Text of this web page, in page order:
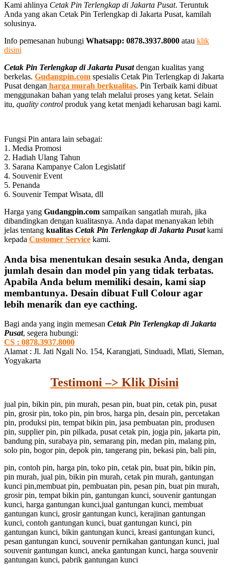
Kami ahlinya Cetak Pin Terlengkap di Jakarta Pusat. Teruntuk
Anda yang akan Cetak Pin Terlengkap di Jakarta Pusat, kamilah
solusinya.
Info pemesanan hubungi Whatsapp: 0878.3937.8000 atau klik
disini
Cetak Pin Terlengkap di Jakarta Pusat dengan kualitas yang
berkelas. Gudangpin.com spesialis Cetak Pin Terlengkap di Jakarta
Pusat dengan harga murah berkualitas. Pin Terbaik kami dibuat
menggunakan bahan yang telah melalui proses yang ketat. Selain
itu, quality control produk yang ketat menjadi keharusan bagi kami.
Fungsi Pin antara lain sebagai:
1. Media Promosi
2. Hadiah Ulang Tahun
3. Sarana Kampanye Calon Legislatif
4. Souvenir Event
5. Penanda
6. Souvenir Tempat Wisata, dll
Harga yang Gudangpin.com sampaikan sangatlah murah, jika
dibandingkan dengan kualitasnya. Anda dapat menanyakan lebih
jelas tentang kualitas Cetak Pin Terlengkap di Jakarta Pusatkami
kepada Customer Service kami.
Anda bisa menentukan desain sesuka Anda, dengan
jumlah desain dan model pin yang tidak terbatas.
Apabila Anda belum memiliki desain, kami siap
membantunya. Desain dibuat Full Colour agar
lebih menarik dan eye cacthing.
Bagi anda yang ingin memesan Cetak Pin Terlengkap di Jakarta
Pusat, segera hubungi:
CS : 0878.3937.8000
Alamat : Jl. Jati Ngali No. 154, Karangjati, Sinduadi, Mlati, Sleman,
Yogyakarta
Testimoni –> Klik Disini
jual pin, bikin pin, pin murah, pesan pin, buat pin, cetak pin, pusat
pin, grosir pin, toko pin, pin bros, harga pin, desain pin, percetakan
pin, produksi pin, tempat bikin pin, jasa pembuatan pin, produsen
pin, supplier pin, pin pilkada, pusat cetak pin, jogja pin, jakarta pin,
bandung pin, surabaya pin, semarang pin, medan pin, malang pin,
solo pin, bogor pin, depok pin, tangerang pin, bekasi pin, bali pin,
pin, contoh pin, harga pin, toko pin, cetak pin, buat pin, bikin pin,
pin murah, jual pin, bikin pin murah, cetak pin murah, gantungan
kunci pin,membuat pin, pembuatan pin, pesan pin, buat pin murah,
grosir pin, tempat bikin pin, gantungan kunci, souvenir gantungan
kunci, harga gantungan kunci,jual gantungan kunci, membuat
gantungan kunci, grosir gantungan kunci, kerajinan gantungan
kunci, contoh gantungan kunci, buat gantungan kunci, pin
gantungan kunci, bikin gantungan kunci, kreasi gantungan kunci,
pesan gantungan kunci, souvenir pernikahan gantungan kunci, jual
souvenir gantungan kunci, aneka gantungan kunci, harga souvenir
gantungan kunci, pabrik gantungan kunci